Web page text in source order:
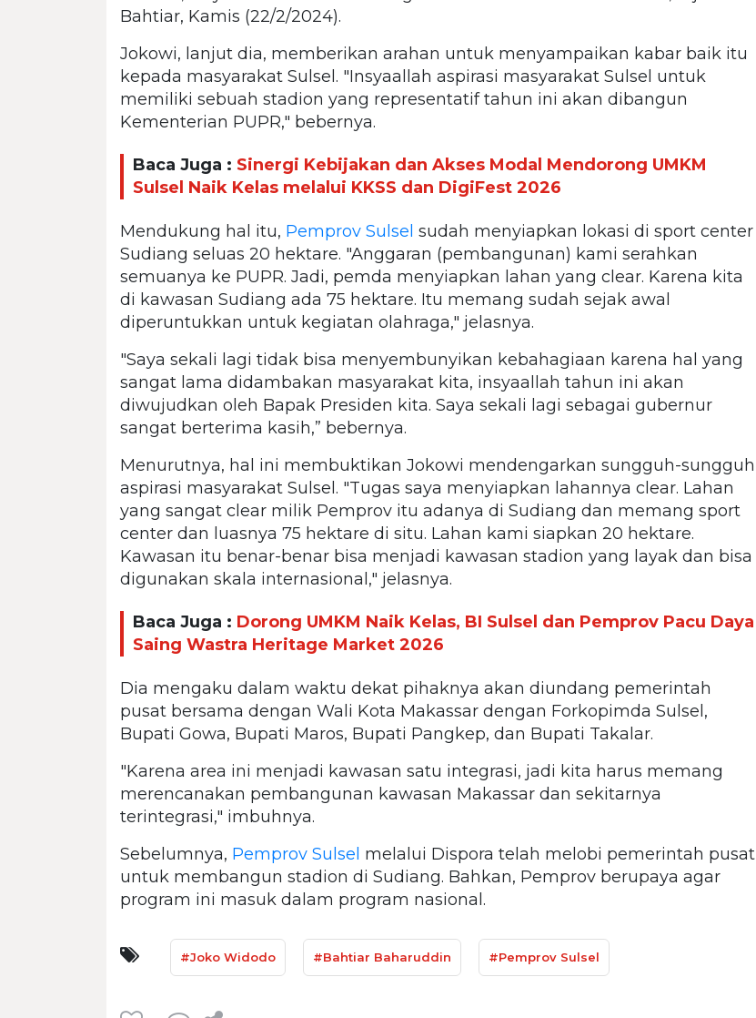
Bahtiar, Kamis (22/2/2024).
Jokowi, lanjut dia, memberikan arahan untuk menyampaikan kabar baik itu
kepada masyarakat Sulsel. "Insyaallah aspirasi masyarakat Sulsel untuk
memiliki sebuah stadion yang representatif tahun ini akan dibangun
Kementerian PUPR," bebernya.
Baca Juga : Sinergi Kebijakan dan Akses Modal Mendorong UMKM
Sulsel Naik Kelas melalui KKSS dan DigiFest 2026
Mendukung hal itu, Pemprov Sulsel sudah menyiapkan lokasi di sport center
Sudiang seluas 20 hektare. "Anggaran (pembangunan) kami serahkan
semuanya ke PUPR. Jadi, pemda menyiapkan lahan yang clear. Karena kita
di kawasan Sudiang ada 75 hektare. Itu memang sudah sejak awal
diperuntukkan untuk kegiatan olahraga," jelasnya.
"Saya sekali lagi tidak bisa menyembunyikan kebahagiaan karena hal yang
sangat lama didambakan masyarakat kita, insyaallah tahun ini akan
diwujudkan oleh Bapak Presiden kita. Saya sekali lagi sebagai gubernur
sangat berterima kasih,” bebernya.
Menurutnya, hal ini membuktikan Jokowi mendengarkan sungguh-sungguh
aspirasi masyarakat Sulsel. "Tugas saya menyiapkan lahannya clear. Lahan
yang sangat clear milik Pemprov itu adanya di Sudiang dan memang sport
center dan luasnya 75 hektare di situ. Lahan kami siapkan 20 hektare.
Kawasan itu benar-benar bisa menjadi kawasan stadion yang layak dan bisa
digunakan skala internasional," jelasnya.
Baca Juga : Dorong UMKM Naik Kelas, BI Sulsel dan Pemprov Pacu Daya
Saing Wastra Heritage Market 2026
Dia mengaku dalam waktu dekat pihaknya akan diundang pemerintah
pusat bersama dengan Wali Kota Makassar dengan Forkopimda Sulsel,
Bupati Gowa, Bupati Maros, Bupati Pangkep, dan Bupati Takalar.
"Karena area ini menjadi kawasan satu integrasi, jadi kita harus memang
merencanakan pembangunan kawasan Makassar dan sekitarnya
terintegrasi," imbuhnya.
Sebelumnya, Pemprov Sulsel melalui Dispora telah melobi pemerintah pusat
untuk membangun stadion di Sudiang. Bahkan, Pemprov berupaya agar
program ini masuk dalam program nasional.
#Joko Widodo #Bahtiar Baharuddin #Pemprov Sulsel